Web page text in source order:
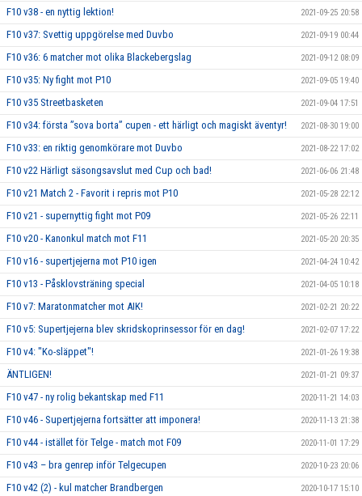
F10 v38 - en nyttig lektion! 2021-09-25 20:58
F10 v37: Svettig uppgörelse med Duvbo 2021-09-19 00:44
F10 v36: 6 matcher mot olika Blackebergslag 2021-09-12 08:09
F10 v35: Ny fight mot P10 2021-09-05 19:40
F10 v35 Streetbasketen 2021-09-04 17:51
F10 v34: första ”sova borta” cupen - ett härligt och magiskt äventyr! 2021-08-30 19:00
F10 v33: en riktig genomkörare mot Duvbo 2021-08-22 17:02
F10 v22 Härligt säsongsavslut med Cup och bad! 2021-06-06 21:48
F10 v21 Match 2 - Favorit i repris mot P10 2021-05-28 22:12
F10 v21 - supernyttig fight mot P09 2021-05-26 22:11
F10 v20 - Kanonkul match mot F11 2021-05-20 20:35
F10 v16 - supertjejerna mot P10 igen 2021-04-24 10:42
F10 v13 - Påsklovsträning special 2021-04-05 10:18
F10 v7: Maratonmatcher mot AIK! 2021-02-21 20:22
F10 v5: Supertjejerna blev skridskoprinsessor för en dag! 2021-02-07 17:22
F10 v4: "Ko-släppet"! 2021-01-26 19:38
ÄNTLIGEN! 2021-01-21 09:37
F10 v47 - ny rolig bekantskap med F11 2020-11-21 14:03
F10 v46 - Supertjejerna fortsätter att imponera! 2020-11-13 21:38
F10 v44 - istället för Telge - match mot F09 2020-11-01 17:29
F10 v43 – bra genrep inför Telgecupen 2020-10-23 20:06
F10 v42 (2) - kul matcher Brandbergen 2020-10-17 15:10